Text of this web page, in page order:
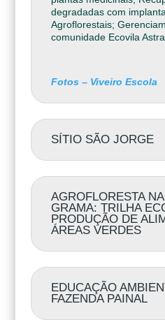
degradadas com
Agroflorestais;
comunidade Ecovila
Fotos – Viveiro Escola
SÍTIO SÃO JORGE
AGROFLORESTA
GRAMA: TRILHA
PRODUÇÃO DE
ÁREAS VERDES
EDUCAÇÃO
FAZENDA PAINAL